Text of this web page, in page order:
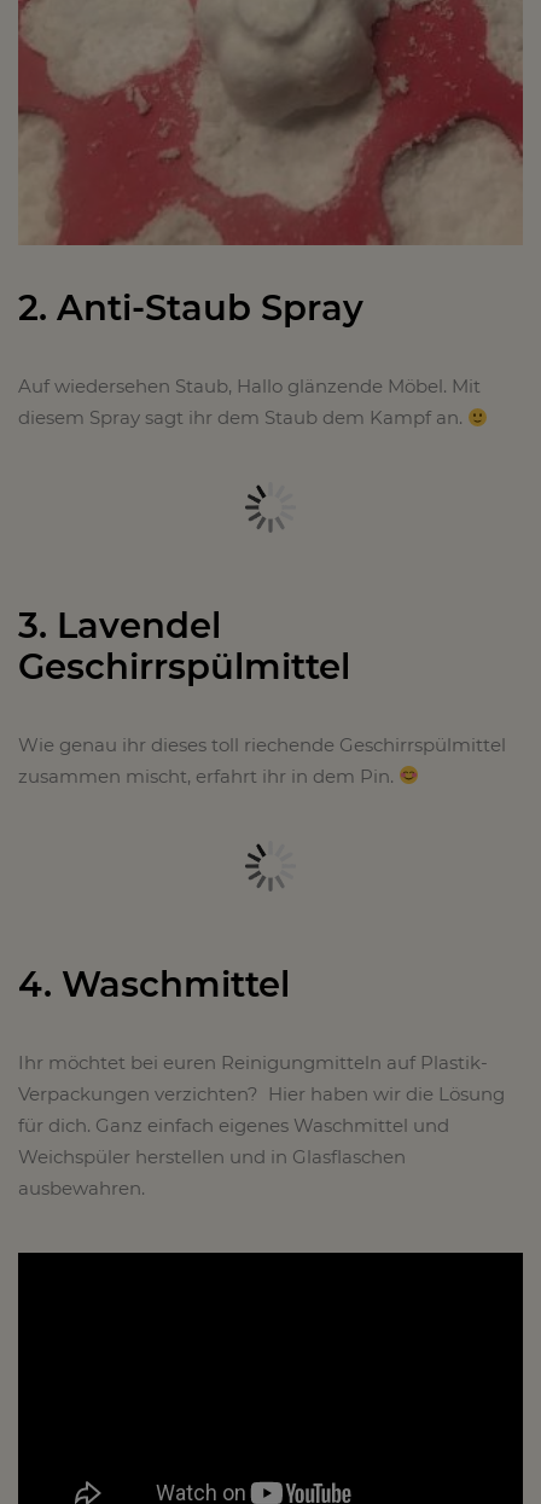
2. Anti-Staub Spray
Auf wiedersehen Staub, Hallo glänzende Möbel. Mit
diesem Spray sagt ihr dem Staub dem Kampf an.
3. Lavendel
Geschirrspülmittel
Wie genau ihr dieses toll riechende Geschirrspülmittel
zusammen mischt, erfahrt ihr in dem Pin.
4. Waschmittel
Ihr möchtet bei euren Reinigungmitteln auf Plastik-
Verpackungen verzichten? Hier haben wir die Lösung
für dich. Ganz einfach eigenes Waschmittel und
Weichspüler herstellen und in Glasflaschen
ausbewahren.